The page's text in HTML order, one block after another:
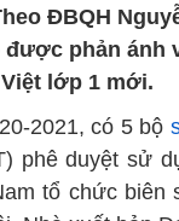
ĐBQH
phản ánh
lớp 1 mới.
2021, có 5 bộ
phê duyệt sử
tổ chức biên